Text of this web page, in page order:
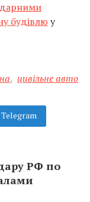
будівлю у
, цивільне авто
Telegram
РФ по